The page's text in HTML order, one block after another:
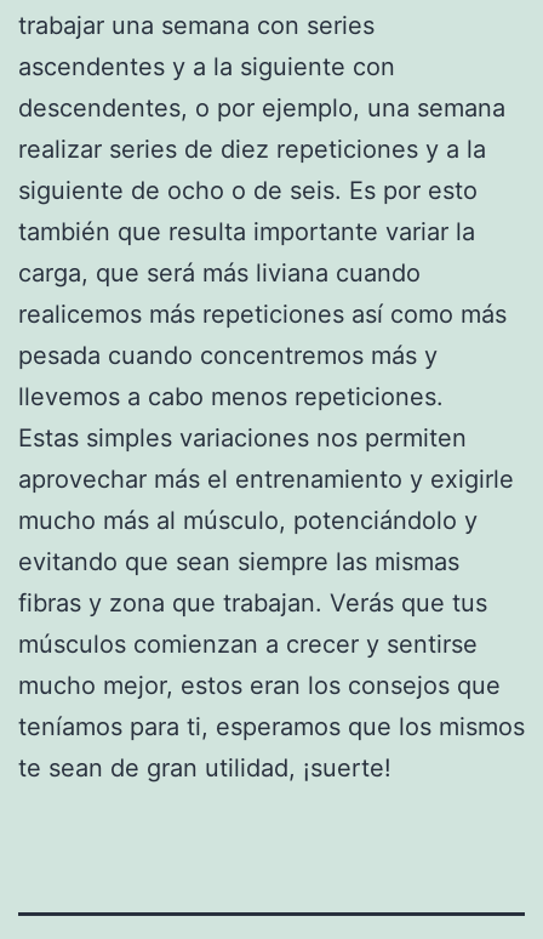
trabajar una semana con series
ascendentes y a la siguiente con
descendentes, o por ejemplo, una semana
realizar series de diez repeticiones y a la
siguiente de ocho o de seis. Es por esto
también que resulta importante variar la
carga, que será más liviana cuando
realicemos más repeticiones así como más
pesada cuando concentremos más y
llevemos a cabo menos repeticiones.
Estas simples variaciones nos permiten
aprovechar más el entrenamiento y exigirle
mucho más al músculo, potenciándolo y
evitando que sean siempre las mismas
fibras y zona que trabajan. Verás que tus
músculos comienzan a crecer y sentirse
mucho mejor, estos eran los consejos que
teníamos para ti, esperamos que los mismos
te sean de gran utilidad, ¡suerte!